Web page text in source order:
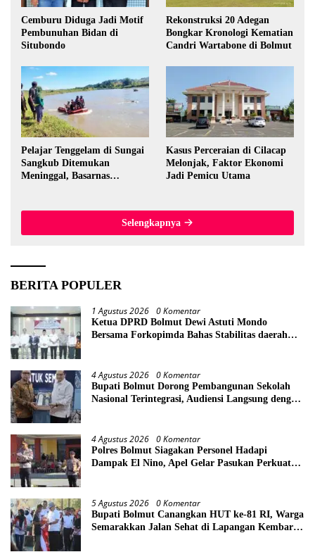
Cemburu Diduga Jadi Motif
Pembunuhan Bidan di
Situbondo
Rekonstruksi 20 Adegan
Bongkar Kronologi Kematian
Candri Wartabone di Bolmut
Pelajar Tenggelam di Sungai
Sangkub Ditemukan
Meninggal, Basarnas
Kasus Perceraian di Cilacap
Melonjak, Faktor Ekonomi
Jadi Pemicu Utama
Selengkapnya
BERITA POPULER
1 Agustus 2026 0 Komentar
Ketua DPRD Bolmut Dewi Astuti Mondo
Bersama Forkopimda Bahas Stabilitas daerah
4 Agustus 2026 0 Komentar
Bupati Bolmut Dorong Pembangunan Sekolah
Nasional Terintegrasi, Audiensi Langsung dengan
4 Agustus 2026 0 Komentar
Polres Bolmut Siagakan Personel Hadapi
Dampak El Nino, Apel Gelar Pasukan Perkuat
5 Agustus 2026 0 Komentar
Bupati Bolmut Canangkan HUT ke-81 RI, Warga
Semarakkan Jalan Sehat di Lapangan Kembar